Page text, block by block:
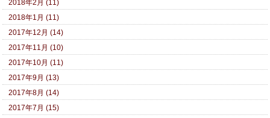
2018年2月 (11)
2018年1月 (11)
2017年12月 (14)
2017年11月 (10)
2017年10月 (11)
2017年9月 (13)
2017年8月 (14)
2017年7月 (15)